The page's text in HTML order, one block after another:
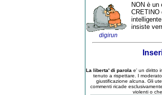
digirun
NON è un
CRETINO
insiste
La liberta' di parola e' un diritto
tenuto a rispettare. I
giustificazione alcuna. Gli
commenti ricade
violenti o